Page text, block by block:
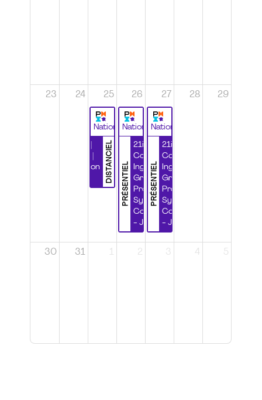
23 24 25
National
DISTANCIEL
Certification
26
National
PRÉSENTIEL
21ième
Congrès
Ingénierie
Grands
Projets et
Systèmes
Complexes
- Jour 1
27
National
PRÉSENTIEL
21ième
Congrès
Ingénierie
Grands
Projets et
Systèmes
Complexes
- Jour 2
28 29
30 31 1 2 3 4 5